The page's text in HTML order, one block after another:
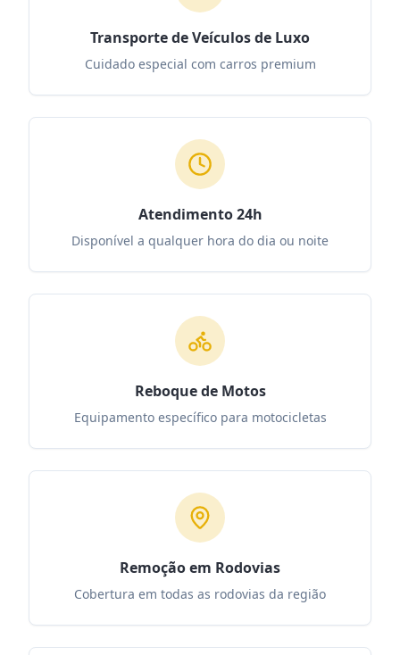
Transporte de Veículos de Luxo
Cuidado especial com carros premium
Atendimento 24h
Disponível a qualquer hora do dia ou noite
Reboque de Motos
Equipamento específico para motocicletas
Remoção em Rodovias
Cobertura em todas as rodovias da região